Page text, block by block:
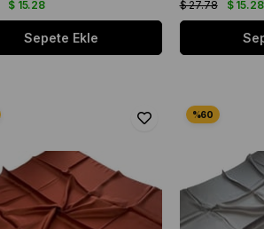
$ 15.28
Sepete Ekle
$ 15.28
$ 27.78